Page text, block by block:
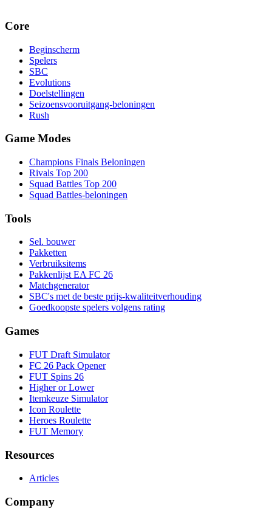
Core
Beginscherm
Spelers
SBC
Evolutions
Doelstellingen
Seizoensvooruitgang-beloningen
Rush
Game Modes
Champions Finals Beloningen
Rivals Top 200
Squad Battles Top 200
Squad Battles-beloningen
Tools
Sel. bouwer
Pakketten
Verbruiksitems
Pakkenlijst EA FC 26
Matchgenerator
SBC's met de beste prijs-kwaliteitverhouding
Goedkoopste spelers volgens rating
Games
FUT Draft Simulator
FC 26 Pack Opener
FUT Spins 26
Higher or Lower
Itemkeuze Simulator
Icon Roulette
Heroes Roulette
FUT Memory
Resources
Articles
Company